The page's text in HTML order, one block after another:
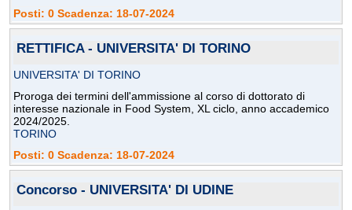
Posti: 0 Scadenza: 18-07-2024
RETTIFICA - UNIVERSITA' DI TORINO
UNIVERSITA' DI TORINO
Proroga dei termini dell'ammissione al corso di dottorato di
interesse nazionale in Food System, XL ciclo, anno accademico
2024/2025.
TORINO
Posti: 0 Scadenza: 18-07-2024
Concorso - UNIVERSITA' DI UDINE